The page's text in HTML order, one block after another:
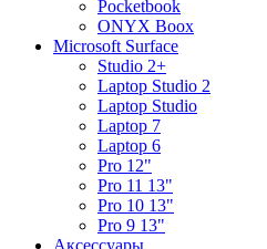
Pocketbook
ONYX Boox
Microsoft Surface
Studio 2+
Laptop Studio 2
Laptop Studio
Laptop 7
Laptop 6
Pro 12"
Pro 11 13"
Pro 10 13"
Pro 9 13"
Аксессуары